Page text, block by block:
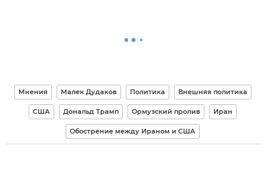
Мнения Малек Дудаков Политика Внешняя политика
США Дональд Трамп Ормузский пролив Иран
Обострение между Ираном и США